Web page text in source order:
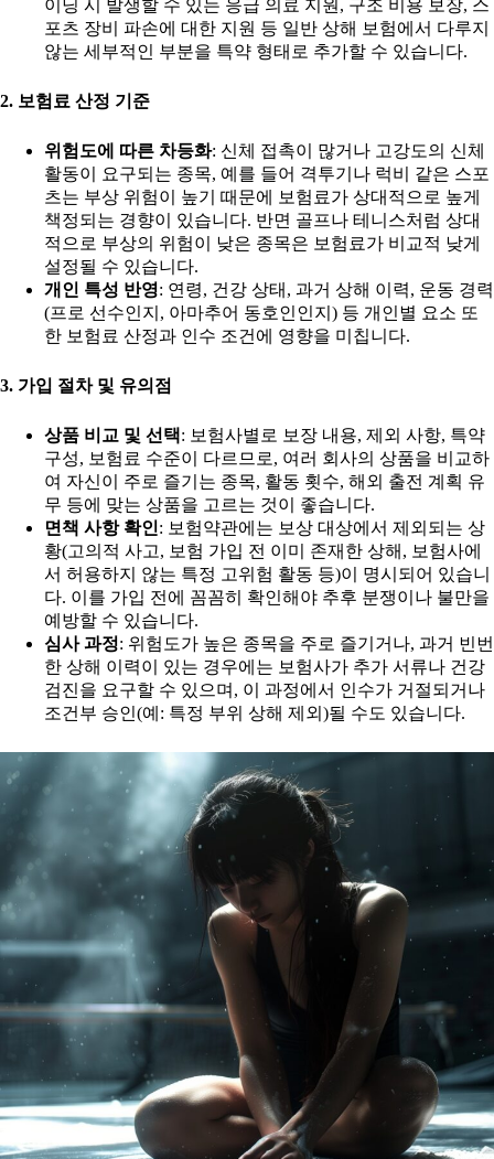
이닝 시 발생할 수 있는 응급 의료 지원, 구조 비용 보장, 스
포츠 장비 파손에 대한 지원 등 일반 상해 보험에서 다루지
않는 세부적인 부분을 특약 형태로 추가할 수 있습니다.
2. 보험료 산정 기준
위험도에 따른 차등화: 신체 접촉이 많거나 고강도의 신체
활동이 요구되는 종목, 예를 들어 격투기나 럭비 같은 스포
츠는 부상 위험이 높기 때문에 보험료가 상대적으로 높게
책정되는 경향이 있습니다. 반면 골프나 테니스처럼 상대
적으로 부상의 위험이 낮은 종목은 보험료가 비교적 낮게
설정될 수 있습니다.
개인 특성 반영: 연령, 건강 상태, 과거 상해 이력, 운동 경력
(프로 선수인지, 아마추어 동호인인지) 등 개인별 요소 또
한 보험료 산정과 인수 조건에 영향을 미칩니다.
3. 가입 절차 및 유의점
상품 비교 및 선택: 보험사별로 보장 내용, 제외 사항, 특약
구성, 보험료 수준이 다르므로, 여러 회사의 상품을 비교하
여 자신이 주로 즐기는 종목, 활동 횟수, 해외 출전 계획 유
무 등에 맞는 상품을 고르는 것이 좋습니다.
면책 사항 확인: 보험약관에는 보상 대상에서 제외되는 상
황(고의적 사고, 보험 가입 전 이미 존재한 상해, 보험사에
서 허용하지 않는 특정 고위험 활동 등)이 명시되어 있습니
다. 이를 가입 전에 꼼꼼히 확인해야 추후 분쟁이나 불만을
예방할 수 있습니다.
심사 과정: 위험도가 높은 종목을 주로 즐기거나, 과거 빈번
한 상해 이력이 있는 경우에는 보험사가 추가 서류나 건강
검진을 요구할 수 있으며, 이 과정에서 인수가 거절되거나
조건부 승인(예: 특정 부위 상해 제외)될 수도 있습니다.